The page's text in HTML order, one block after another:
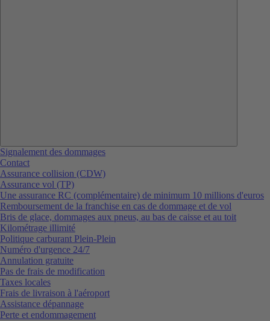
Signalement des dommages
Contact
Assurance collision (CDW)
Assurance vol (TP)
Une assurance RC (complémentaire) de minimum 10 millions d'euros
Remboursement de la franchise en cas de dommage et de vol
Bris de glace, dommages aux pneus, au bas de caisse et au toit
Kilométrage illimité
Politique carburant Plein-Plein
Numéro d'urgence 24/7
Annulation gratuite
Pas de frais de modification
Taxes locales
Frais de livraison à l'aéroport
Assistance dépannage
Perte et endommagement